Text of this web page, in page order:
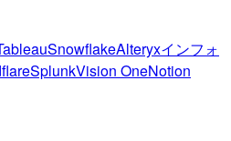
SnowflakeAlteryxインフォ
SplunkVision OneNotion